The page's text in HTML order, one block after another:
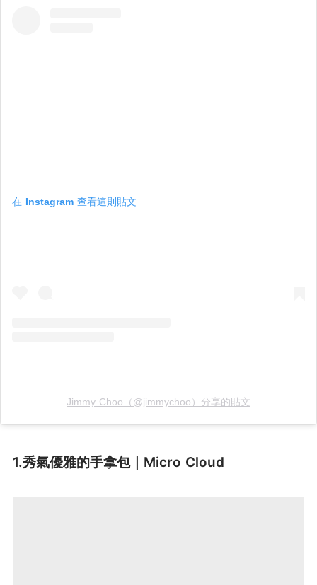
在 Instagram 查看這則貼文
Jimmy Choo（@jimmychoo）分享的貼文
1.秀氣優雅的手拿包｜Micro Cloud